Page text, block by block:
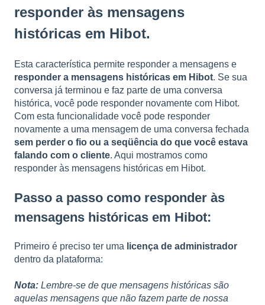
responder às mensagens
históricas em Hibot.
Esta característica permite responder a mensagens e
responder a mensagens históricas em Hibot. Se sua
conversa já terminou e faz parte de uma conversa
histórica, você pode responder novamente com Hibot.
Com esta funcionalidade você pode responder
novamente a uma mensagem de uma conversa fechada
sem perder o fio ou a seqüência do que você estava
falando com o cliente. Aqui mostramos como
responder às mensagens históricas em Hibot.
Passo a passo como responder às
mensagens históricas em Hibot:
Primeiro é preciso ter uma licença de administrador
dentro da plataforma:
Nota: Lembre-se de que mensagens históricas são
aquelas mensagens que não fazem parte de nossa